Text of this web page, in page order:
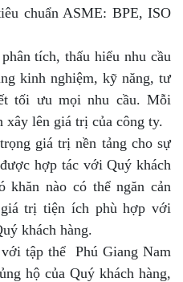
chuẩn ASME: BPE, ISO
tích, thấu hiểu nhu cầu
kinh nghiệm, kỹ năng, tư
tối ưu mọi nhu cầu. Mỗi
xây lên giá trị của công ty.
giá trị nền tảng cho sự
hợp tác với Quý khách
khăn nào có thể ngăn cản
trị tiện ích phù hợp với
khách hàng.
tập thể Phú Giang Nam
hộ của Quý khách hàng,